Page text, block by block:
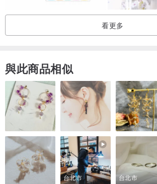
看更多
與此商品相似
台北市 台北市